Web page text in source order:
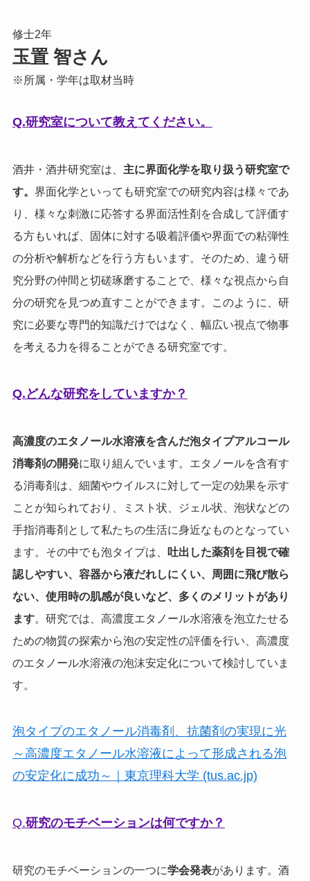
修士2年
玉置 智さん
※所属・学年は取材当時
Q.研究室について教えてください。
酒井・酒井研究室は、 主に界面化学を取り扱う研究室で
す。 界面化学といっても研究室での研究内容は様々であ
り、様々な刺激に応答する界面活性剤を合成して評価す
る方もいれば、固体に対する吸着評価や界面での粘弾性
の分析や解析などを行う方もいます。そのため、違う研
究分野の仲間と切磋琢磨することで、様々な視点から自
分の研究を見つめ直すことができます。このように、研
究に必要な専門的知識だけではなく、幅広い視点で物事
を考える力を得ることができる研究室です。
Q.どんな研究をしていますか？
高濃度のエタノール水溶液を含んだ泡タイプアルコール
消毒剤の開発に取り組んでいます。エタノールを含有す
る消毒剤は、細菌やウイルスに対して一定の効果を示す
ことが知られており、ミスト状、ジェル状、泡状などの
手指消毒剤として私たちの生活に身近なものとなってい
ます。その中でも泡タイプは、 吐出した薬剤を目視で確
認しやすい、容器から液だれしにくい、周囲に飛び散ら
ない、使用時の肌感が良いなど、多くのメリットがあり
ます。研究では、高濃度エタノール水溶液を泡立たせる
ための物質の探索から泡の安定性の評価を行い、高濃度
のエタノール水溶液の泡沫安定化について検討していま
す。
泡タイプのエタノール消毒剤、抗菌剤の実現に光
～高濃度エタノール水溶液によって形成される泡
の安定化に成功～｜東京理科大学 (tus.ac.jp)
Q.研究のモチベーションは何ですか？
研究のモチベーションの一つに学会発表があります。酒